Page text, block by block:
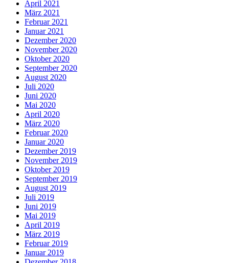
April 2021
März 2021
Februar 2021
Januar 2021
Dezember 2020
November 2020
Oktober 2020
September 2020
August 2020
Juli 2020
Juni 2020
Mai 2020
April 2020
März 2020
Februar 2020
Januar 2020
Dezember 2019
November 2019
Oktober 2019
September 2019
August 2019
Juli 2019
Juni 2019
Mai 2019
April 2019
März 2019
Februar 2019
Januar 2019